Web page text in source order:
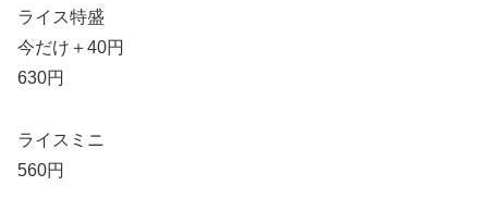
ライス特盛
今だけ＋40円
630円
ライスミニ
560円